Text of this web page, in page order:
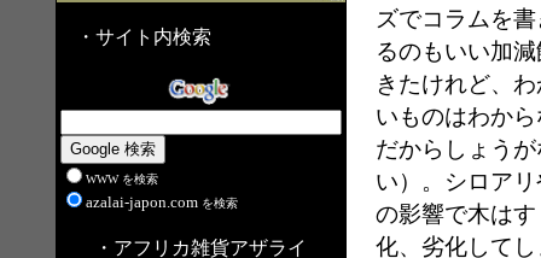
・サイト内検索
WWW を検索
azalai-japon.com を検索
・アフリカ雑貨アザライ
ズでコラムを
るのもいい加
きたけれど、
いものはわか
だからしょうが
い）。シロア
の影響で木は
化、劣化して